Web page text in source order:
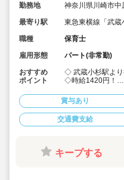
勤務地
神奈川県川崎市中
最寄り駅
東急東横線「武
職種
保育士
雇用形態
パート(非常勤)
おすすめ
ポイント
◇ 武蔵小杉駅より
◇時給1420円！
募集です。シフ
さい♪
◇できることを必
◇園児の明るい声
◇子供たち一人
◇保育園が子ども
リラックスできる
ありたいと思っ
賞与あり
交通費支給
キープする